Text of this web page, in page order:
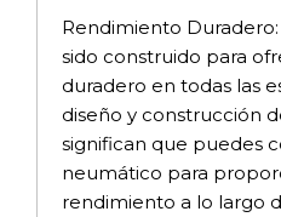
Rendimiento Duradero:
sido construido para
duradero en todas las
diseño y construcción
significan que puedes
neumático para
rendimiento a lo largo